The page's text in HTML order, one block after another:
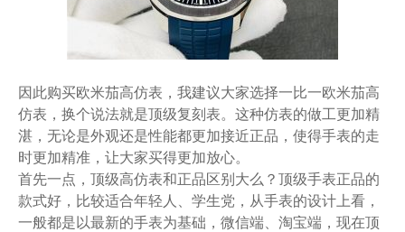
因此购买欧米茄高仿表，我建议大家选择一比一欧米茄高
仿表，换个说法就是顶级复刻表。这种仿表的做工更加精
湛，无论是外观还是性能都更加接近正品，使得手表的走
时更加精准，让大家买得更加放心。
首先一点，顶级高仿表和正品区别大么？顶级手表正品的
款式好，比较适合年轻人、学生党，从手表的设计上看，
一般都是以最新的手表为基础，微信端、淘宝端，现在顶